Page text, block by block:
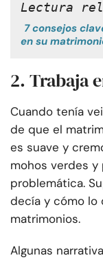
Lectura
7 consejos
en su
2. Trabaja
Cuando tenía
de que el
es suave y
mohos verdes y
problemática.
decía y cómo lo
matrimonios.
Algunas